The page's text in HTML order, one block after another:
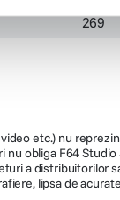
269
etc.) nu
obliga F64
a distribuitorilor
lipsa de